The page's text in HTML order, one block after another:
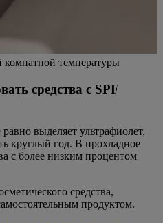
комнатной температуры
средства с SPF
выделяет ультрафиолет,
круглый год. В прохладное
с более низким процентом
средства,
продуктом.